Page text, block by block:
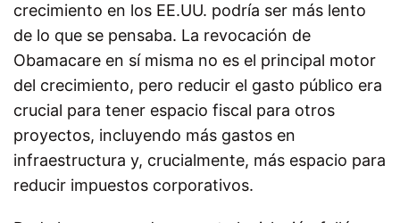
crecimiento en los EE.UU. podría ser más lento
de lo que se pensaba. La revocación de
Obamacare en sí misma no es el principal motor
del crecimiento, pero reducir el gasto público era
crucial para tener espacio fiscal para otros
proyectos, incluyendo más gastos en
infraestructura y, crucialmente, más espacio para
reducir impuestos corporativos.